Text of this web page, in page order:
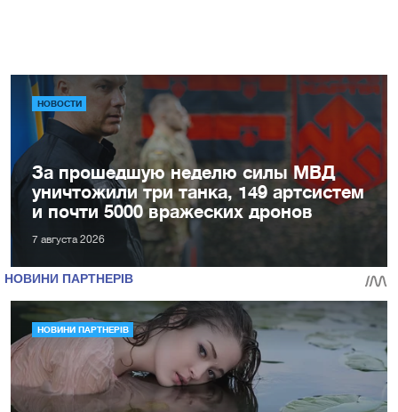
НОВОСТИ
За прошедшую неделю силы МВД
уничтожили три танка, 149 артсистем
и почти 5000 вражеских дронов
7 августа 2026